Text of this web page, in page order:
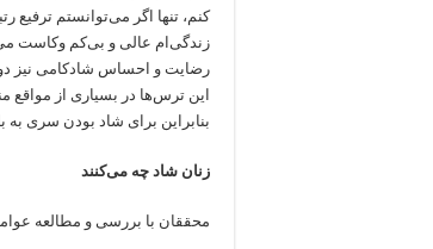
کنم، تنها اگر می‌توانستم ترفیع
زندگی‌ام عالی و بی‌کم وکاست
رضایت‌ و احساس شادکامی نیز
این ترس‌ها در بسیاری از مواقع
بنابراین برای شاد بودن سری به
زنان شاد چه می‌کنند
محققان با بررسی و مطالعه